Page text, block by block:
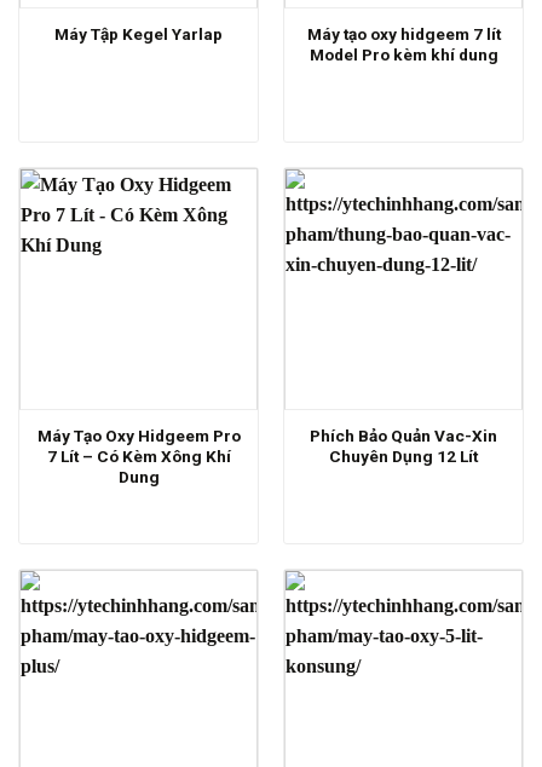
Máy Tập Kegel Yarlap
Máy tạo oxy hidgeem 7 lít
Model Pro kèm khí dung
Máy Tạo Oxy Hidgeem Pro
7 Lít – Có Kèm Xông Khí
Dung
Phích Bảo Quản Vac-Xin
Chuyên Dụng 12 Lít